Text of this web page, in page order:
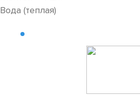
Вода (теплая)